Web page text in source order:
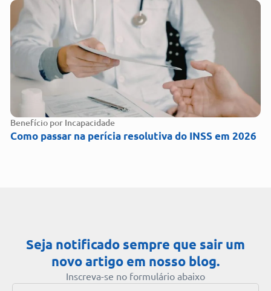
Benefício por Incapacidade
Como passar na perícia resolutiva do INSS em 2026
Seja notificado sempre que sair um
novo artigo em nosso blog.
Inscreva-se no formulário abaixo